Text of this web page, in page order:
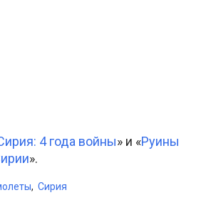
4 года войны» и «Руины
».
, Сирия